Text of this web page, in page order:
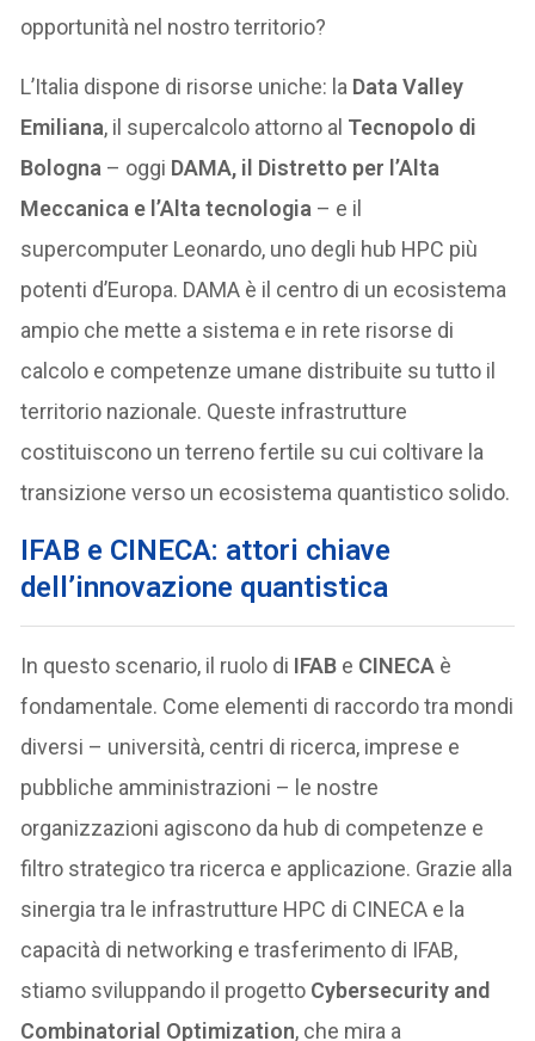
opportunità nel nostro territorio?
L’Italia dispone di risorse uniche: la Data Valley
Emiliana, il supercalcolo attorno al Tecnopolo di
Bologna – oggi DAMA, il Distretto per l’Alta
Meccanica e l’Alta tecnologia – e il
supercomputer Leonardo, uno degli hub HPC più
potenti d’Europa. DAMA è il centro di un ecosistema
ampio che mette a sistema e in rete risorse di
calcolo e competenze umane distribuite su tutto il
territorio nazionale. Queste infrastrutture
costituiscono un terreno fertile su cui coltivare la
transizione verso un ecosistema quantistico solido.
IFAB e CINECA: attori chiave
dell’innovazione quantistica
In questo scenario, il ruolo di IFAB e CINECA è
fondamentale. Come elementi di raccordo tra mondi
diversi – università, centri di ricerca, imprese e
pubbliche amministrazioni – le nostre
organizzazioni agiscono da hub di competenze e
filtro strategico tra ricerca e applicazione. Grazie alla
sinergia tra le infrastrutture HPC di CINECA e la
capacità di networking e trasferimento di IFAB,
stiamo sviluppando il progetto Cybersecurity and
Combinatorial Optimization, che mira a